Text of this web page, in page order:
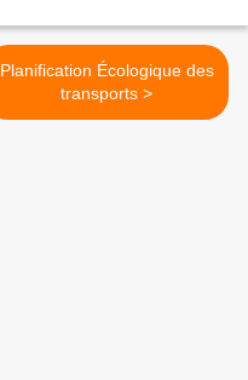
Planification Écologique des
transports >